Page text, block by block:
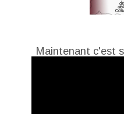
Maintenant c'est